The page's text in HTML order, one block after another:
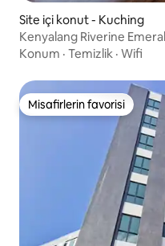
Site içi konut - Kuching
Kenyalang Riverine
Konum · Temizlik · Wifi
Misafirlerin favorisi
Misafirlerin favorisi